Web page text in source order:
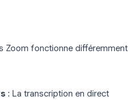
Zoom fonctionne différemment
: La transcription en direct